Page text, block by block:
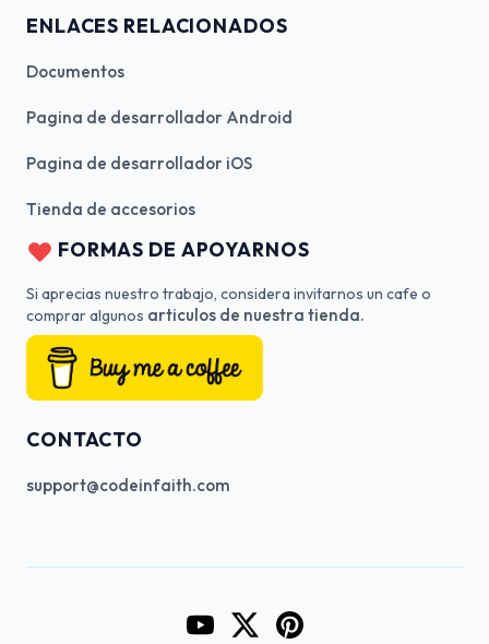
ENLACES RELACIONADOS
Documentos
Pagina de desarrollador Android
Pagina de desarrollador iOS
Tienda de accesorios
FORMAS DE APOYARNOS
Si aprecias nuestro trabajo, considera invitarnos un cafe o
comprar algunos articulos de nuestra tienda.
CONTACTO
support@codeinfaith.com